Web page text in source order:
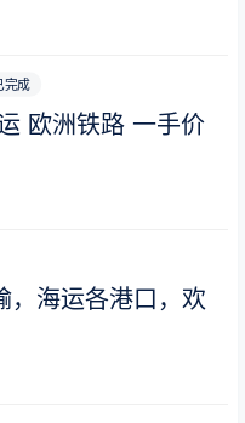
完成
欧洲铁路 一手价
，海运各港口，欢